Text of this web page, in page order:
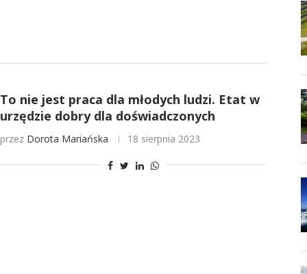
To nie jest praca dla młodych ludzi. Etat w
urzędzie dobry dla doświadczonych
przez Dorota Mariańska 18 sierpnia 2023